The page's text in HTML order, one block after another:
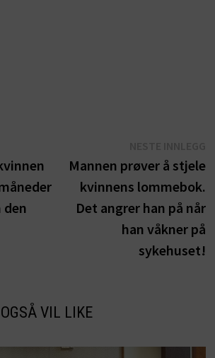
den
Mannen prøver å stjele
kvinnens lommebok.
Det angrer han på når
han våkner på
sykehuset!
VIL LIKE